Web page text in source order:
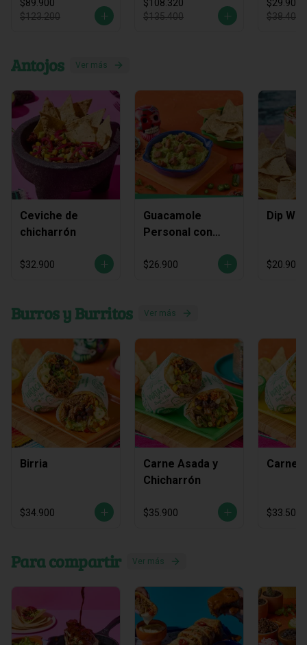
$89.900
$123.200
$108.320
$135.400
$29.900
$38.400
Antojos Ver más
Ceviche de
chicharrón
$32.900
Guacamole
Personal con
$26.900
Dip
$20.900
Burros y Burritos Ver más
Birria
$34.900
Carne Asada y
Chicharrón
$35.900
Carne
$33.500
Para compartir Ver más